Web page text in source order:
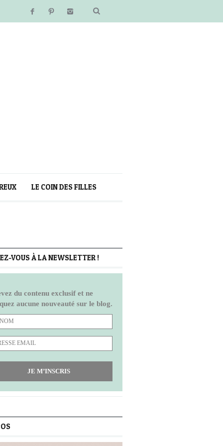
LE COIN DES FILLES
VOUS À LA NEWSLETTER !
du contenu exclusif et ne
aucune nouveauté sur le blog.
JE M’INSCRIS